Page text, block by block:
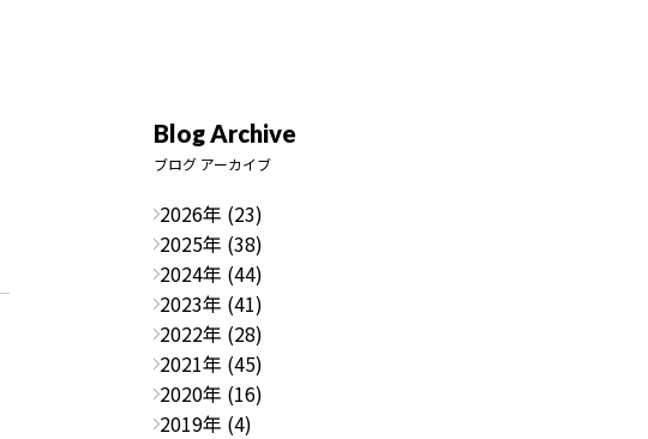
Blog Archive
ブログ アーカイブ
2026年 (23)
2025年 (38)
2024年 (44)
2023年 (41)
2022年 (28)
2021年 (45)
2020年 (16)
2019年 (4)